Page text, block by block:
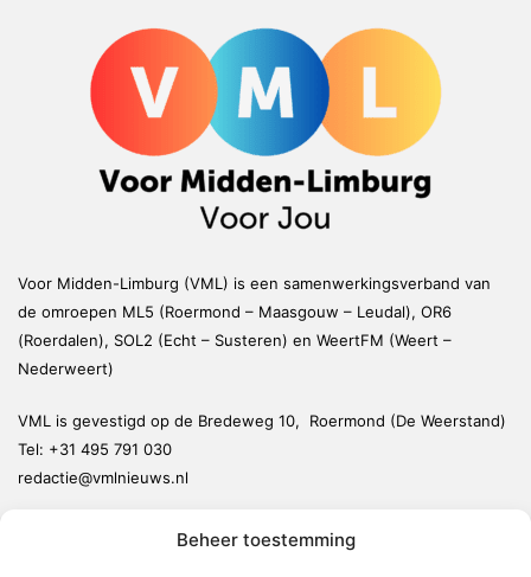
Beheer toestemming
Voor Midden-Limburg (VML) is een samenwerkingsverband van
de omroepen ML5 (Roermond – Maasgouw – Leudal), OR6
(Roerdalen), SOL2 (Echt – Susteren) en WeertFM (Weert –
Nederweert)
VML is gevestigd op de Bredeweg 10, Roermond (De Weerstand)
Tel: +31 495 791 030
redactie@vmlnieuws.nl